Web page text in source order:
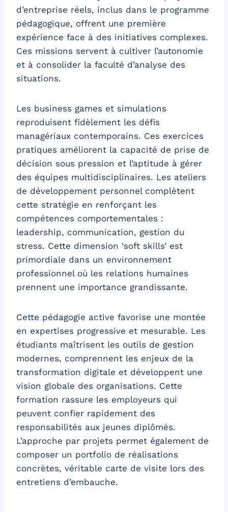
d’entreprise réels, inclus dans le programme
pédagogique, offrent une première
expérience face à des initiatives complexes.
Ces missions servent à cultiver l’autonomie
et à consolider la faculté d’analyse des
situations.
Les business games et simulations
reproduisent fidèlement les défis
managériaux contemporains. Ces exercices
pratiques améliorent la capacité de prise de
décision sous pression et l’aptitude à gérer
des équipes multidisciplinaires. Les ateliers
de développement personnel complètent
cette stratégie en renforçant les
compétences comportementales :
leadership, communication, gestion du
stress. Cette dimension ‘soft skills’ est
primordiale dans un environnement
professionnel où les relations humaines
prennent une importance grandissante.
Cette pédagogie active favorise une montée
en expertises progressive et mesurable. Les
étudiants maîtrisent les outils de gestion
modernes, comprennent les enjeux de la
transformation digitale et développent une
vision globale des organisations. Cette
formation rassure les employeurs qui
peuvent confier rapidement des
responsabilités aux jeunes diplômés.
L’approche par projets permet également de
composer un portfolio de réalisations
concrètes, véritable carte de visite lors des
entretiens d’embauche.